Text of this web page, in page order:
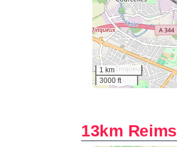
13km Reims